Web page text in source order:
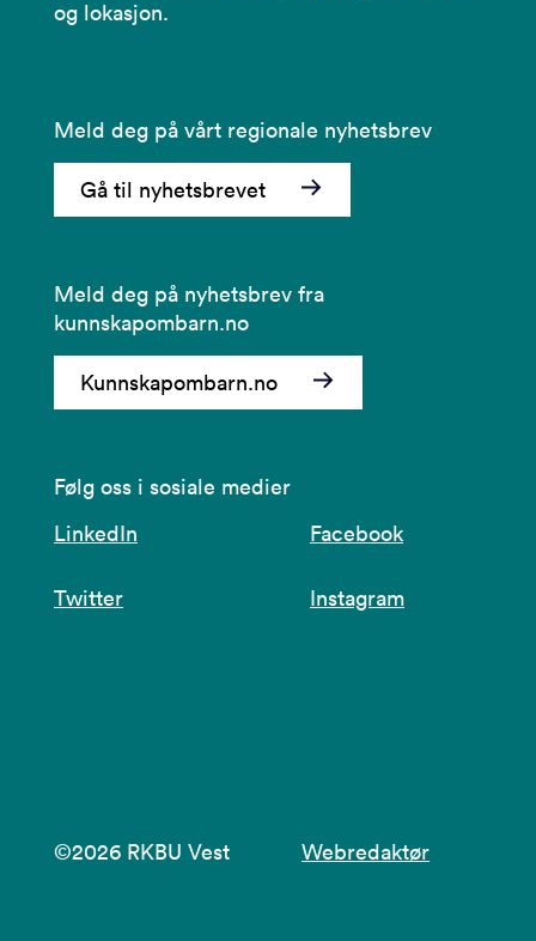
og lokasjon.
Meld deg på vårt regionale nyhetsbrev
Gå til nyhetsbrevet
Meld deg på nyhetsbrev fra
kunnskapombarn.no
Kunnskapombarn.no
Følg oss i sosiale medier
LinkedIn
Facebook
Twitter Instagram
©2026 RKBU Vest Webredaktør